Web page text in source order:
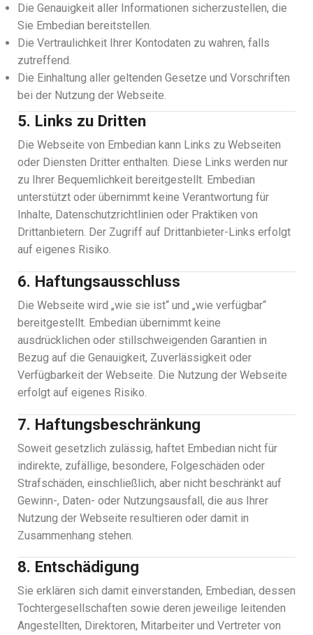
Die Genauigkeit aller Informationen sicherzustellen, die
Sie Embedian bereitstellen.
Die Vertraulichkeit Ihrer Kontodaten zu wahren, falls
zutreffend.
Die Einhaltung aller geltenden Gesetze und Vorschriften
bei der Nutzung der Webseite.
5. Links zu Dritten
Die Webseite von Embedian kann Links zu Webseiten
oder Diensten Dritter enthalten. Diese Links werden nur
zu Ihrer Bequemlichkeit bereitgestellt. Embedian
unterstützt oder übernimmt keine Verantwortung für
Inhalte, Datenschutzrichtlinien oder Praktiken von
Drittanbietern. Der Zugriff auf Drittanbieter-Links erfolgt
auf eigenes Risiko.
6. Haftungsausschluss
Die Webseite wird „wie sie ist“ und „wie verfügbar“
bereitgestellt. Embedian übernimmt keine
ausdrücklichen oder stillschweigenden Garantien in
Bezug auf die Genauigkeit, Zuverlässigkeit oder
Verfügbarkeit der Webseite. Die Nutzung der Webseite
erfolgt auf eigenes Risiko.
7. Haftungsbeschränkung
Soweit gesetzlich zulässig, haftet Embedian nicht für
indirekte, zufällige, besondere, Folgeschäden oder
Strafschäden, einschließlich, aber nicht beschränkt auf
Gewinn-, Daten- oder Nutzungsausfall, die aus Ihrer
Nutzung der Webseite resultieren oder damit in
Zusammenhang stehen.
8. Entschädigung
Sie erklären sich damit einverstanden, Embedian, dessen
Tochtergesellschaften sowie deren jeweilige leitenden
Angestellten, Direktoren, Mitarbeiter und Vertreter von